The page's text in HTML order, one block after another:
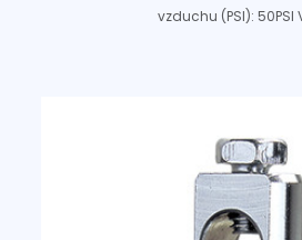
vzduchu (PSI): 50PSI